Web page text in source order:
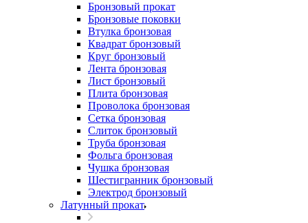
Бронзовый прокат
Бронзовые поковки
Втулка бронзовая
Квадрат бронзовый
Круг бронзовый
Лента бронзовая
Лист бронзовый
Плита бронзовая
Проволока бронзовая
Сетка бронзовая
Слиток бронзовый
Труба бронзовая
Фольга бронзовая
Чушка бронзовая
Шестигранник бронзовый
Электрод бронзовый
Латунный прокат